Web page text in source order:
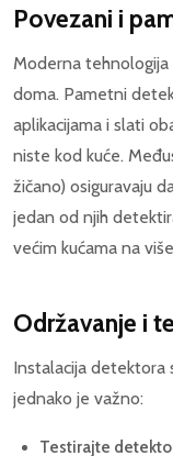
Povezani i
Moderna tehnologija
doma. Pametni
aplikacijama i slati
niste kod kuće.
žičano) osiguravaju
jedan od njih
većim kućama na
Održavanje i
Instalacija detektora
jednako je važno:
Testirajte